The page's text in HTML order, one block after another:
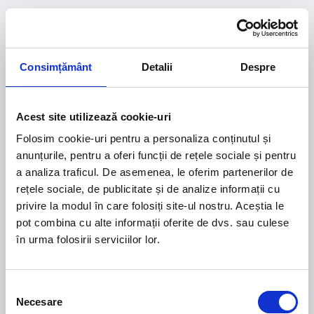
Consimțământ Detalii Despre
Acest site utilizează cookie-uri
Folosim cookie-uri pentru a personaliza conținutul și
anunțurile, pentru a oferi funcții de rețele sociale și pentru
a analiza traficul. De asemenea, le oferim partenerilor de
rețele sociale, de publicitate și de analize informații cu
privire la modul în care folosiți site-ul nostru. Aceștia le
pot combina cu alte informații oferite de dvs. sau culese
în urma folosirii serviciilor lor.
consimțământului
Necesare